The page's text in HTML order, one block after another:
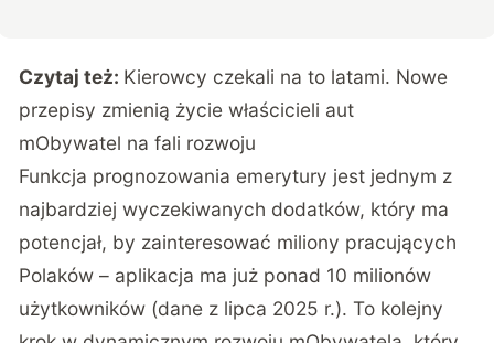
Czytaj też: Kierowcy czekali na to latami. Nowe
przepisy zmienią życie właścicieli aut
mObywatel na fali rozwoju
Funkcja prognozowania emerytury jest jednym z
najbardziej wyczekiwanych dodatków, który ma
potencjał, by zainteresować miliony pracujących
Polaków – aplikacja ma już ponad 10 milionów
użytkowników (dane z lipca 2025 r.). To kolejny